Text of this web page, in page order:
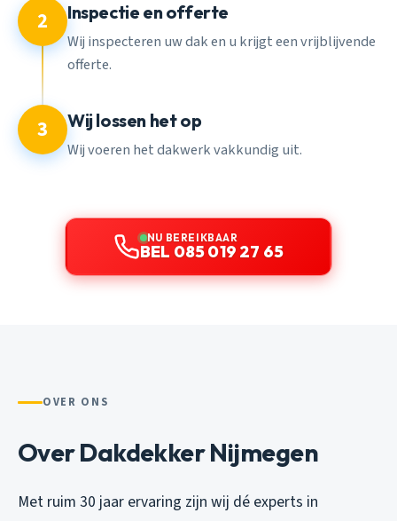
2 Inspectie en offerte
Wij inspecteren uw dak en u krijgt een vrijblijvende
offerte.
3 Wij lossen het op
Wij voeren het dakwerk vakkundig uit.
NU BEREIKBAAR
BEL 085 019 27 65
OVER ONS
Over Dakdekker Nijmegen
Met ruim 30 jaar ervaring zijn wij dé experts in